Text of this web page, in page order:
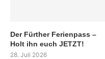
Der Fürther Ferienpass –
Holt ihn euch JETZT!
28. Juli 2026